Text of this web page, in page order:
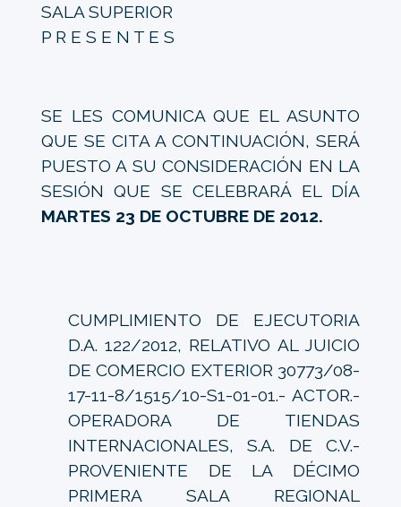
SALA SUPERIOR
P R E S E N T E S
SE LES COMUNICA QUE EL ASUNTO
QUE SE CITA A CONTINUACIÓN, SERÁ
PUESTO A SU CONSIDERACIÓN EN LA
SESIÓN QUE SE CELEBRARÁ EL DÍA
MARTES 23 DE OCTUBRE DE 2012.
CUMPLIMIENTO DE EJECUTORIA
D.A. 122/2012, RELATIVO AL JUICIO
DE COMERCIO EXTERIOR 30773/08-
17-11-8/1515/10-S1-01-01.- ACTOR.-
OPERADORA DE TIENDAS
INTERNACIONALES, S.A. DE C.V.-
PROVENIENTE DE LA DÉCIMO
PRIMERA SALA REGIONAL